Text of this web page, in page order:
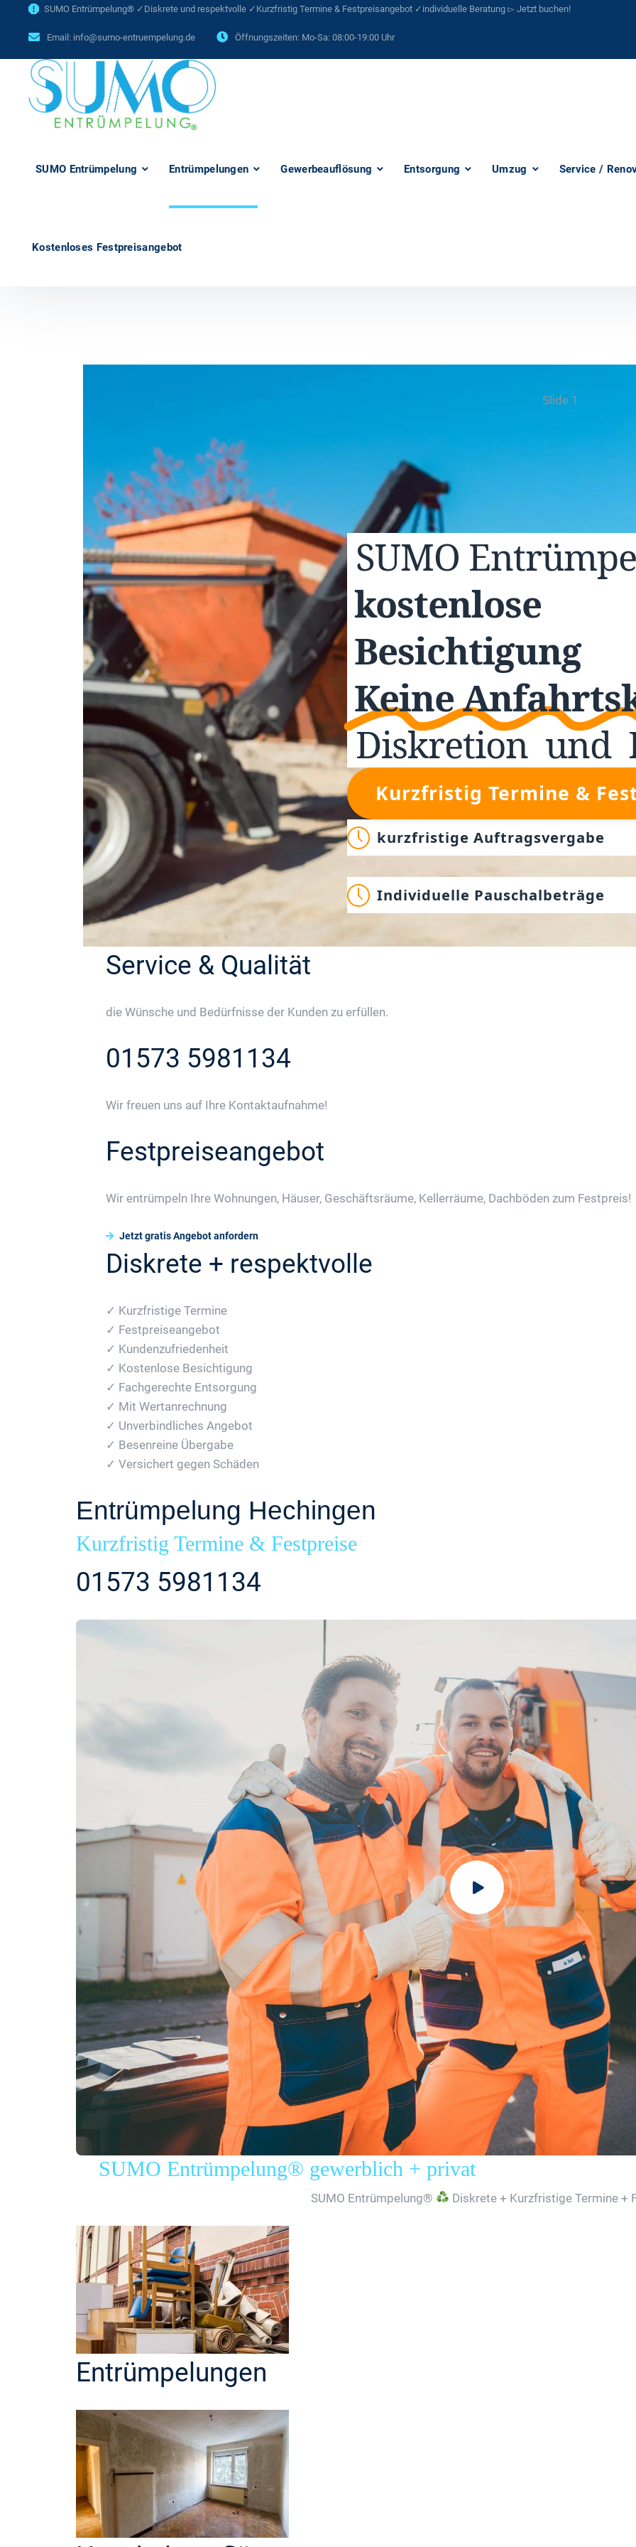
SUMO Entrümpelung® ✓Diskrete und respektvolle ✓Kurzfristig Termine & Festpreisangebot ✓individuelle Beratung ▻ Jetzt buchen!
Email: info@sumo-entruempelung.de Öffnungszeiten: Mo-Sa: 08:00-19:00 Uhr
SUMO Entrümpelung Entrümpelungen Gewerbeauflösung Entsorgung Umzug Service /
Kostenloses Festpreisangebot
Slide 1
SUMO
kostenlose
Besichtigung
Keine
Diskretion und
Kurzfristig Termine &
kurzfristige Auftragsvergabe
Individuelle Pauschalbeträge
Service & Qualität
die Wünsche und Bedürfnisse der Kunden zu erfüllen.
01573 5981134
Wir freuen uns auf Ihre Kontaktaufnahme!
Festpreiseangebot
Wir entrümpeln Ihre Wohnungen, Häuser, Geschäftsräume, Kellerräume, Dachböden zum Festpreis!
Jetzt gratis Angebot anfordern
Diskrete + respektvolle
✓ Kurzfristige Termine
✓ Festpreiseangebot
✓ Kundenzufriedenheit
✓ Kostenlose Besichtigung
✓ Fachgerechte Entsorgung
✓ Mit Wertanrechnung
✓ Unverbindliches Angebot
✓ Besenreine Übergabe
✓ Versichert gegen Schäden
Entrümpelung Hechingen
Kurzfristig Termine & Festpreise
01573 5981134
SUMO Entrümpelung® gewerblich + privat
SUMO Entrümpelung® Diskrete + Kurzfristige Termine +
Entrümpelungen